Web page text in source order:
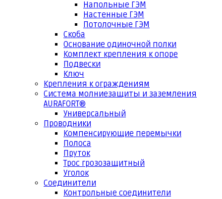
Напольные ГЭМ
Настенные ГЭМ
Потолочные ГЭМ
Скоба
Основание одиночной полки
Комплект крепления к опоре
Подвески
Ключ
Крепления к ограждениям
Система молниезащиты и заземления
AURAFORT®
Универсальный
Проводники
Компенсирующие перемычки
Полоса
Пруток
Трос грозозащитный
Уголок
Соединители
Контрольные соединители